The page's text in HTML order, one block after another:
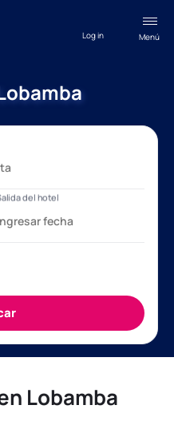
Menú
Log in
Lobamba